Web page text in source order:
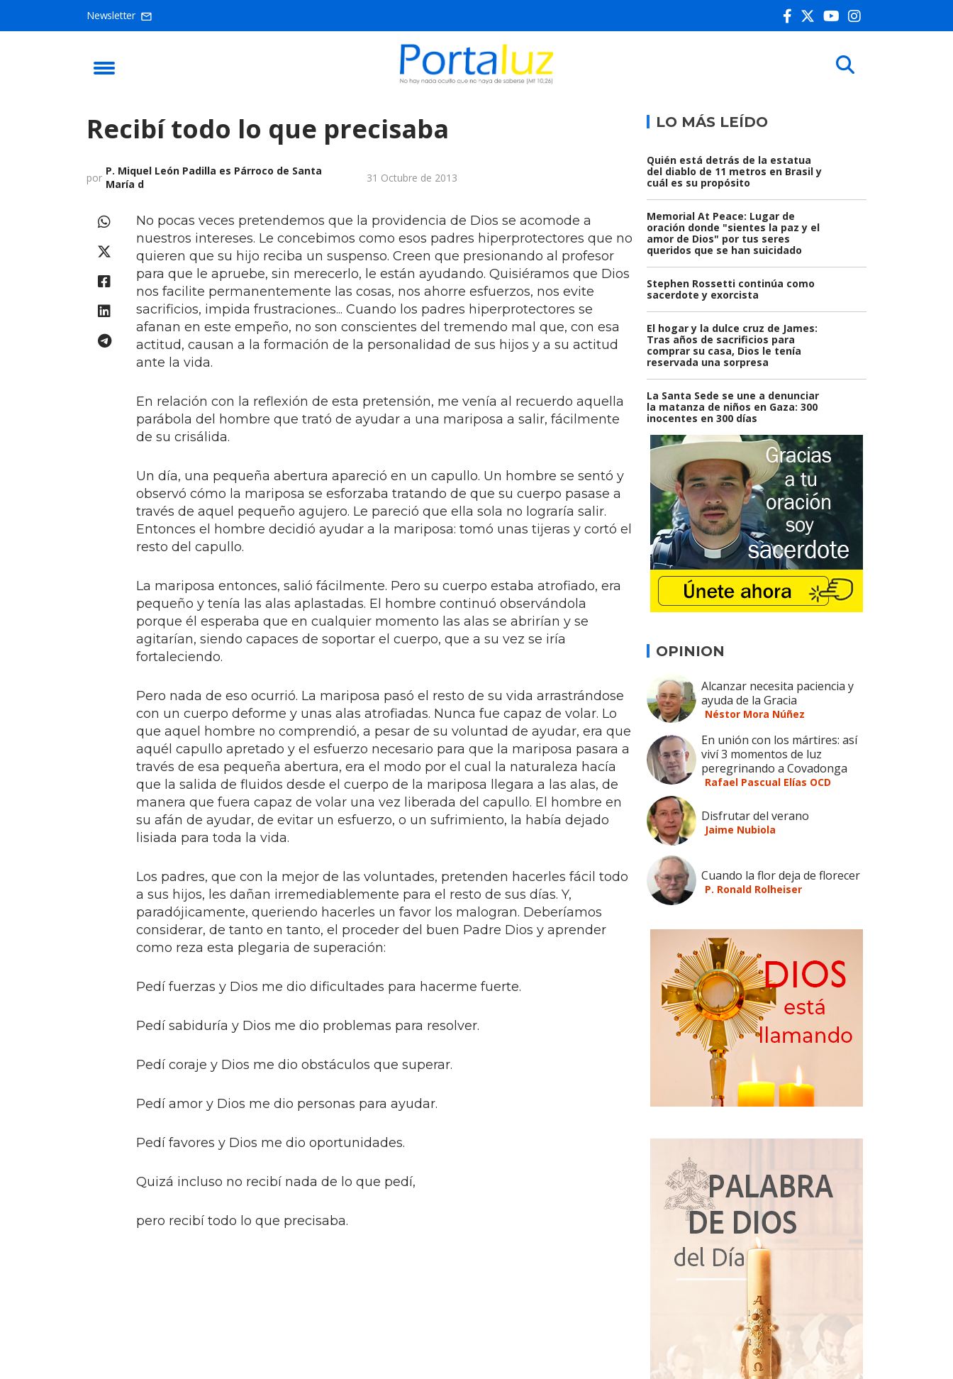
Newsletter
Recibí todo lo que precisaba
por P. Miquel León Padilla es Párroco de Santa
María d
31 Octubre de 2013
No pocas veces pretendemos que la providencia de Dios se acomode a
nuestros intereses. Le concebimos como esos padres hiperprotectores que no
quieren que su hijo reciba un suspenso. Creen que presionando al profesor
para que le apruebe, sin merecerlo, le están ayudando. Quisiéramos que Dios
nos facilite permanentemente las cosas, nos ahorre esfuerzos, nos evite
sacrificios, impida frustraciones... Cuando los padres hiperprotectores se
afanan en este empeño, no son conscientes del tremendo mal que, con esa
actitud, causan a la formación de la personalidad de sus hijos y a su actitud
ante la vida.
En relación con la reflexión de esta pretensión, me venía al recuerdo aquella
parábola del hombre que trató de ayudar a una mariposa a salir, fácilmente
de su crisálida.
Un día, una pequeña abertura apareció en un capullo. Un hombre se sentó y
observó cómo la mariposa se esforzaba tratando de que su cuerpo pasase a
través de aquel pequeño agujero. Le pareció que ella sola no lograría salir.
Entonces el hombre decidió ayudar a la mariposa: tomó unas tijeras y cortó el
resto del capullo.
La mariposa entonces, salió fácilmente. Pero su cuerpo estaba atrofiado, era
pequeño y tenía las alas aplastadas. El hombre continuó observándola
porque él esperaba que en cualquier momento las alas se abrirían y se
agitarían, siendo capaces de soportar el cuerpo, que a su vez se iría
fortaleciendo.
Pero nada de eso ocurrió. La mariposa pasó el resto de su vida arrastrándose
con un cuerpo deforme y unas alas atrofiadas. Nunca fue capaz de volar. Lo
que aquel hombre no comprendió, a pesar de su voluntad de ayudar, era que
aquél capullo apretado y el esfuerzo necesario para que la mariposa pasara a
través de esa pequeña abertura, era el modo por el cual la naturaleza hacía
que la salida de fluidos desde el cuerpo de la mariposa llegara a las alas, de
manera que fuera capaz de volar una vez liberada del capullo. El hombre en
su afán de ayudar, de evitar un esfuerzo, o un sufrimiento, la había dejado
lisiada para toda la vida.
Los padres, que con la mejor de las voluntades, pretenden hacerles fácil todo
a sus hijos, les dañan irremediablemente para el resto de sus días. Y,
paradójicamente, queriendo hacerles un favor los malogran. Deberíamos
considerar, de tanto en tanto, el proceder del buen Padre Dios y aprender
como reza esta plegaria de superación:
Pedí fuerzas y Dios me dio dificultades para hacerme fuerte.
Pedí sabiduría y Dios me dio problemas para resolver.
Pedí coraje y Dios me dio obstáculos que superar.
Pedí amor y Dios me dio personas para ayudar.
Pedí favores y Dios me dio oportunidades.
Quizá incluso no recibí nada de lo que pedí,
pero recibí todo lo que precisaba.
LO MÁS LEÍDO
Quién está detrás de la estatua
del diablo de 11 metros en Brasil y
cuál es su propósito
Memorial At Peace: Lugar de
oración donde "sientes la paz y el
amor de Dios" por tus seres
queridos que se han suicidado
Stephen Rossetti continúa como
sacerdote y exorcista
El hogar y la dulce cruz de James:
Tras años de sacrificios para
comprar su casa, Dios le tenía
reservada una sorpresa
La Santa Sede se une a denunciar
la matanza de niños en Gaza: 300
inocentes en 300 días
OPINION
Alcanzar necesita paciencia y
ayuda de la Gracia
Néstor Mora Núñez
En unión con los mártires: así
viví 3 momentos de luz
peregrinando a Covadonga
Rafael Pascual Elías OCD
Disfrutar del verano
Jaime Nubiola
Cuando la flor deja de florecer
P. Ronald Rolheiser